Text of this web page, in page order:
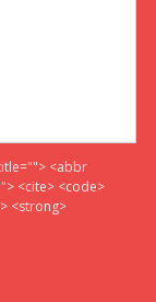
<abbr
<cite> <code>
<strong>